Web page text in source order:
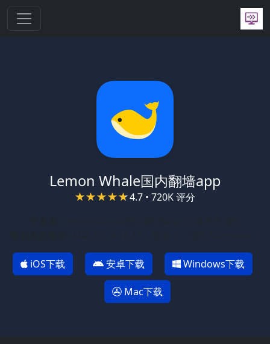
Lemon Whale国内翻墙app
4.7 • 720K 评分
iOS下载 安卓下载 Windows下载
Mac下载